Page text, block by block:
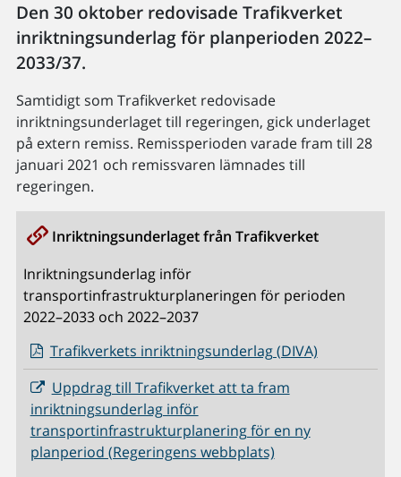
Den 30 oktober redovisade Trafikverket
inriktningsunderlag för planperioden 2022–
2033/37.
Samtidigt som Trafikverket redovisade
inriktningsunderlaget till regeringen, gick underlaget
på extern remiss. Remissperioden varade fram till 28
januari 2021 och remissvaren lämnades till
regeringen.
Inriktningsunderlaget från Trafikverket
Inriktningsunderlag inför
transportinfrastrukturplaneringen för perioden
2022–2033 och 2022–2037
Trafikverkets inriktningsunderlag (DIVA)
Uppdrag till Trafikverket att ta fram
inriktningsunderlag inför
transportinfrastrukturplanering för en ny
planperiod (Regeringens webbplats)